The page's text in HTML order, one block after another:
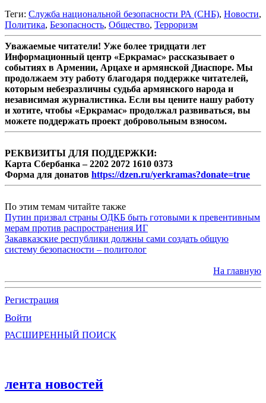
Теги: Служба национальной безопасности РА (СНБ), Новости,
Политика, Безопасность, Общество, Терроризм
Уважаемые читатели! Уже более тридцати лет
Информационный центр «Еркрамас» рассказывает о
событиях в Армении, Арцахе и армянской Диаспоре. Мы
продолжаем эту работу благодаря поддержке читателей,
которым небезразличны судьба армянского народа и
независимая журналистика. Если вы цените нашу работу
и хотите, чтобы «Еркрамас» продолжал развиваться, вы
можете поддержать проект добровольным взносом.
РЕКВИЗИТЫ ДЛЯ ПОДДЕРЖКИ:
Карта Сбербанка – 2202 2072 1610 0373
Форма для донатов https://dzen.ru/yerkramas?donate=true
По этим темам читайте также
Путин призвал страны ОДКБ быть готовыми к превентивным
мерам против распространения ИГ
Закавказские республики должны сами создать общую
систему безопасности – политолог
На главную
Регистрация
Войти
РАСШИРЕННЫЙ ПОИСК
лента новостей